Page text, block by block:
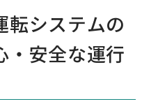
転システムの
・安全な運行